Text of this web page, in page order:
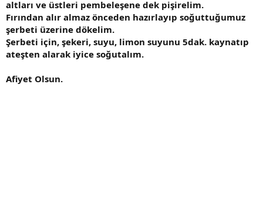
altları ve üstleri pembeleşene dek pişirelim.
Fırından alır almaz önceden hazırlayıp soğuttuğumuz
şerbeti üzerine dökelim.
Şerbeti için, şekeri, suyu, limon suyunu 5dak. kaynatıp
ateşten alarak iyice soğutalım.
Afiyet Olsun.